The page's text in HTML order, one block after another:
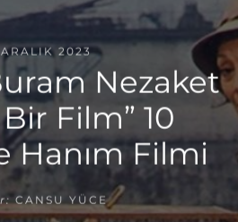
ARALIK 2023
Nezaket
Film” 10
Hanım Filmi
CANSU YÜCE